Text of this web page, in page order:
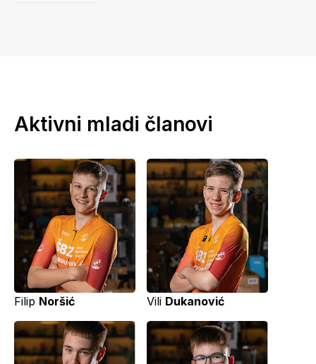
Aktivni mladi članovi
Filip Noršić Vili Dukanović